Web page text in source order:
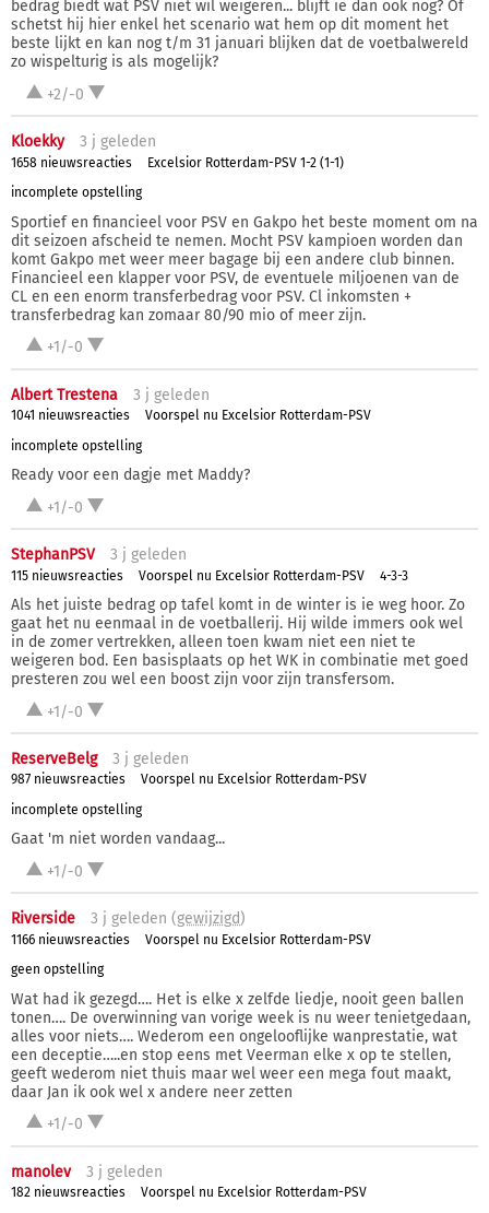
bedrag biedt wat PSV niet wil weigeren... blijft ie dan ook nog? Of
schetst hij hier enkel het scenario wat hem op dit moment het
beste lijkt en kan nog t/m 31 januari blijken dat de voetbalwereld
zo wispelturig is als mogelijk?
+2/-0
Kloekky 3 j geleden
1658 nieuwsreacties
Excelsior Rotterdam-PSV 1-2 (1-1)
incomplete opstelling
Sportief en financieel voor PSV en Gakpo het beste moment om na
dit seizoen afscheid te nemen. Mocht PSV kampioen worden dan
komt Gakpo met weer meer bagage bij een andere club binnen.
Financieel een klapper voor PSV, de eventuele miljoenen van de
CL en een enorm transferbedrag voor PSV. Cl inkomsten +
transferbedrag kan zomaar 80/90 mio of meer zijn.
+1/-0
Albert Trestena 3 j geleden
1041 nieuwsreacties
Voorspel nu Excelsior Rotterdam-PSV
incomplete opstelling
Ready voor een dagje met Maddy?
+1/-0
StephanPSV 3 j geleden
115 nieuwsreacties Voorspel nu Excelsior Rotterdam-PSV 4-3-3
Als het juiste bedrag op tafel komt in de winter is ie weg hoor. Zo
gaat het nu eenmaal in de voetballerij. Hij wilde immers ook wel
in de zomer vertrekken, alleen toen kwam niet een niet te
weigeren bod. Een basisplaats op het WK in combinatie met goed
presteren zou wel een boost zijn voor zijn transfersom.
+1/-0
ReserveBelg 3 j geleden
987 nieuwsreacties
Voorspel nu Excelsior Rotterdam-PSV
incomplete opstelling
Gaat 'm niet worden vandaag...
+1/-0
Riverside 3 j geleden (gewijzigd)
1166 nieuwsreacties
Voorspel nu Excelsior Rotterdam-PSV
geen opstelling
Wat had ik gezegd…. Het is elke x zelfde liedje, nooit geen ballen
tonen…. De overwinning van vorige week is nu weer tenietgedaan,
alles voor niets…. Wederom een ongelooflijke wanprestatie, wat
een deceptie…..en stop eens met Veerman elke x op te stellen,
geeft wederom niet thuis maar wel weer een mega fout maakt,
daar Jan ik ook wel x andere neer zetten
+1/-0
manolev 3 j geleden
182 nieuwsreacties
Voorspel nu Excelsior Rotterdam-PSV